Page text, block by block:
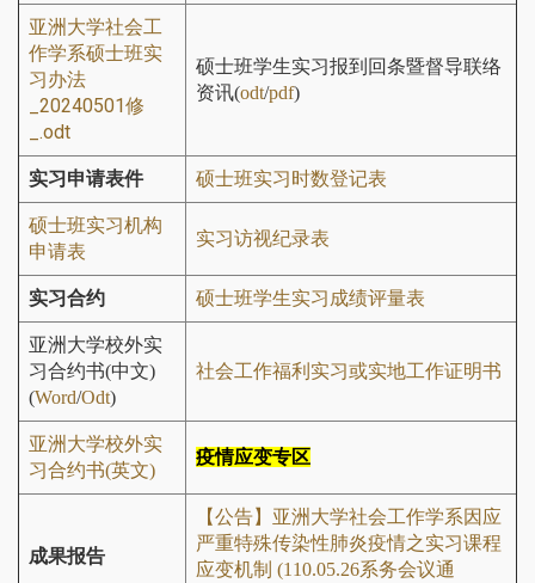
亚洲大学社会工
作学系硕士班实
习办法
_20240501修
_.odt
硕士班学生实习报到回条暨督导联络
资讯(odt/pdf)
实习申请表件 硕士班实习时数登记表
硕士班实习机构
申请表
实习访视纪录表
实习合约 硕士班学生实习成绩评量表
亚洲大学校外实
习合约书(中文)
(Word/Odt)
社会工作福利实习或实地工作证明书
亚洲大学校外实
习合约书(英文)
疫情应变专区
成果报告
【公告】亚洲大学社会工作学系因应
严重特殊传染性肺炎疫情之实习课程
应变机制 (110.05.26系务会议通